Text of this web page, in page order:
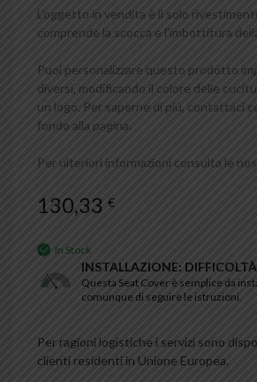
L’oggetto in vendita è il solo
comprende la scocca e l’imbottitura
Puoi personalizzare questo prodotto
diversi, modificando il colore delle
un logo. Per saperne di più, contattaci
fondo alla pagina.
Per ulteriori informazioni consulta le
130,33 €
In Stock
INSTALLAZIONE:
Questa Seat Cover è semplice da
comunque di seguire le istruzioni.
Per ragioni logistiche i servizi sono
clienti residenti in Unione Europea.